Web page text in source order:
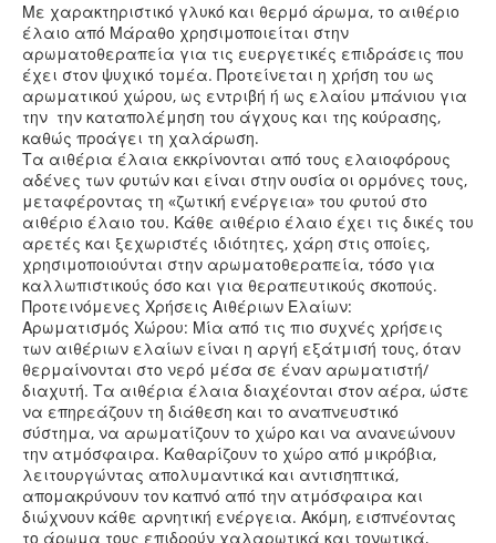
Με χαρακτηριστικό γλυκό και θερμό άρωμα, το αιθέριο
έλαιο από Μάραθο χρησιμοποιείται στην
αρωματοθεραπεία για τις ευεργετικές επιδράσεις που
έχει στον ψυχικό τομέα. Προτείνεται η χρήση του ως
αρωματικού χώρου, ως εντριβή ή ως ελαίου μπάνιου για
την την καταπολέμηση του άγχους και της κούρασης,
καθώς προάγει τη χαλάρωση.
Τα αιθέρια έλαια εκκρίνονται από τους ελαιοφόρους
αδένες των φυτών και είναι στην ουσία οι ορμόνες τους,
μεταφέροντας τη «ζωτική ενέργεια» του φυτού στο
αιθέριο έλαιο του. Κάθε αιθέριο έλαιο έχει τις δικές του
αρετές και ξεχωριστές ιδιότητες, χάρη στις οποίες,
χρησιμοποιούνται στην αρωματοθεραπεία, τόσο για
καλλωπιστικούς όσο και για θεραπευτικούς σκοπούς.
Προτεινόμενες Χρήσεις Αιθέριων Ελαίων:
Αρωματισμός Χώρου: Μία από τις πιο συχνές χρήσεις
των αιθέριων ελαίων είναι η αργή εξάτμισή τους, όταν
θερμαίνονται στο νερό μέσα σε έναν αρωματιστή/
διαχυτή. Τα αιθέρια έλαια διαχέονται στον αέρα, ώστε
να επηρεάζουν τη διάθεση και το αναπνευστικό
σύστημα, να αρωματίζουν το χώρο και να ανανεώνουν
την ατμόσφαιρα. Καθαρίζουν το χώρο από μικρόβια,
λειτουργώντας απολυμαντικά και αντισηπτικά,
απομακρύνουν τον καπνό από την ατμόσφαιρα και
διώχνουν κάθε αρνητική ενέργεια. Ακόμη, εισπνέοντας
το άρωμα τους επιδρούν χαλαρωτικά και τονωτικά,